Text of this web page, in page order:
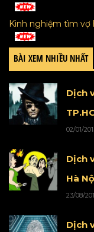
Kinh nghiệm tìm vợ
BÀI XEM NHIỀU NHẤT
Dịch
02/01/
Dịch
Hà
23/08/
Dịch